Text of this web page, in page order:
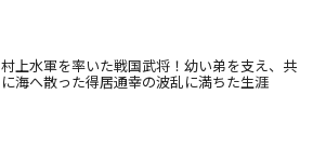
村上水軍を率いた戦国武将！幼い弟を支え、共
に海へ散った得居通幸の波乱に満ちた生涯